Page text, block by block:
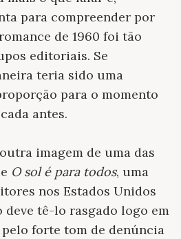
para compreender por
de 1960 foi tão
editoriais. Se
teria sido uma
para o momento
antes.
imagem de uma das
O sol é para todos, uma
nos Estados Unidos
tê-lo rasgado logo em
forte tom de denúncia